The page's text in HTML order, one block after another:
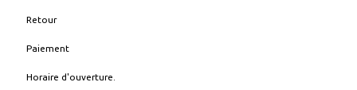
Retour
Paiement
Horaire d'ouverture.